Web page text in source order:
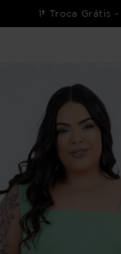
1ª Troca Grátis